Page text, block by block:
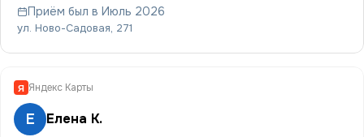
Приём был в Июль 2026
ул. Ново-Садовая, 271
Я Яндекс Карты
Е Елена К.